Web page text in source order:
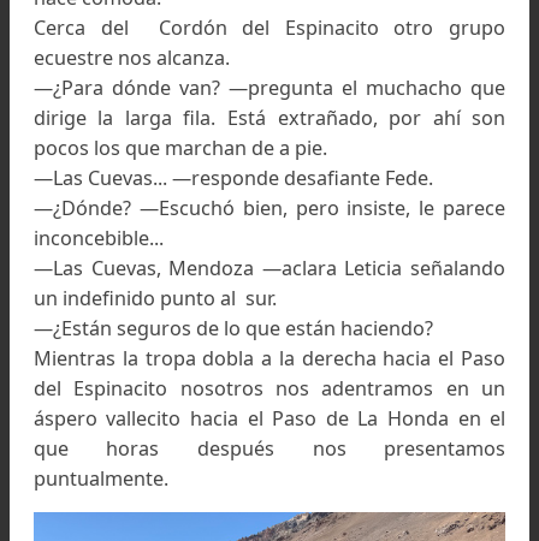
jinetes de una caravana turística y nos relajamos
nuestro primer vivac. Cuesta trabajo
pequeños nichos para las bolsas de dormir y,
sería norma, dormimos todos
cada uno por su lado. La humedad del piso y el
próximo hacen que algunos pasemos un poco
frío.
La mañana siguiente empieza mi propio
que tanta satisfacción me da, encender
pequeño fuego con el rescoldo de la noche,
la pava y momentos después despertar a
compañeros con un mate.
Pasadas las nueve, se reinicia la marcha
nutridos vadeos que en poco tiempo nos dejan
el algo deteriorado Refugio Soler. Por el
aunque no lo vemos, se presiente la